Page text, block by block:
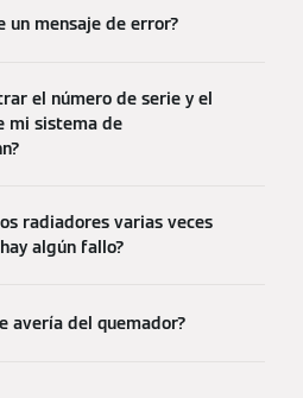
un mensaje de error?
el número de serie y el
mi sistema de
radiadores varias veces
algún fallo?
avería del quemador?